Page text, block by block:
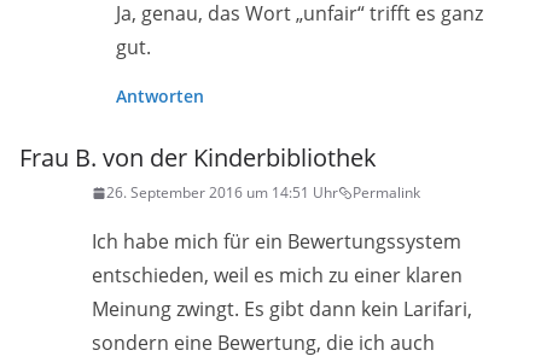
Ja, genau, das Wort „unfair“ trifft es ganz
gut.
Antworten
Frau B. von der Kinderbibliothek
26. September 2016 um 14:51 Uhr Permalink
Ich habe mich für ein Bewertungssystem
entschieden, weil es mich zu einer klaren
Meinung zwingt. Es gibt dann kein Larifari,
sondern eine Bewertung, die ich auch